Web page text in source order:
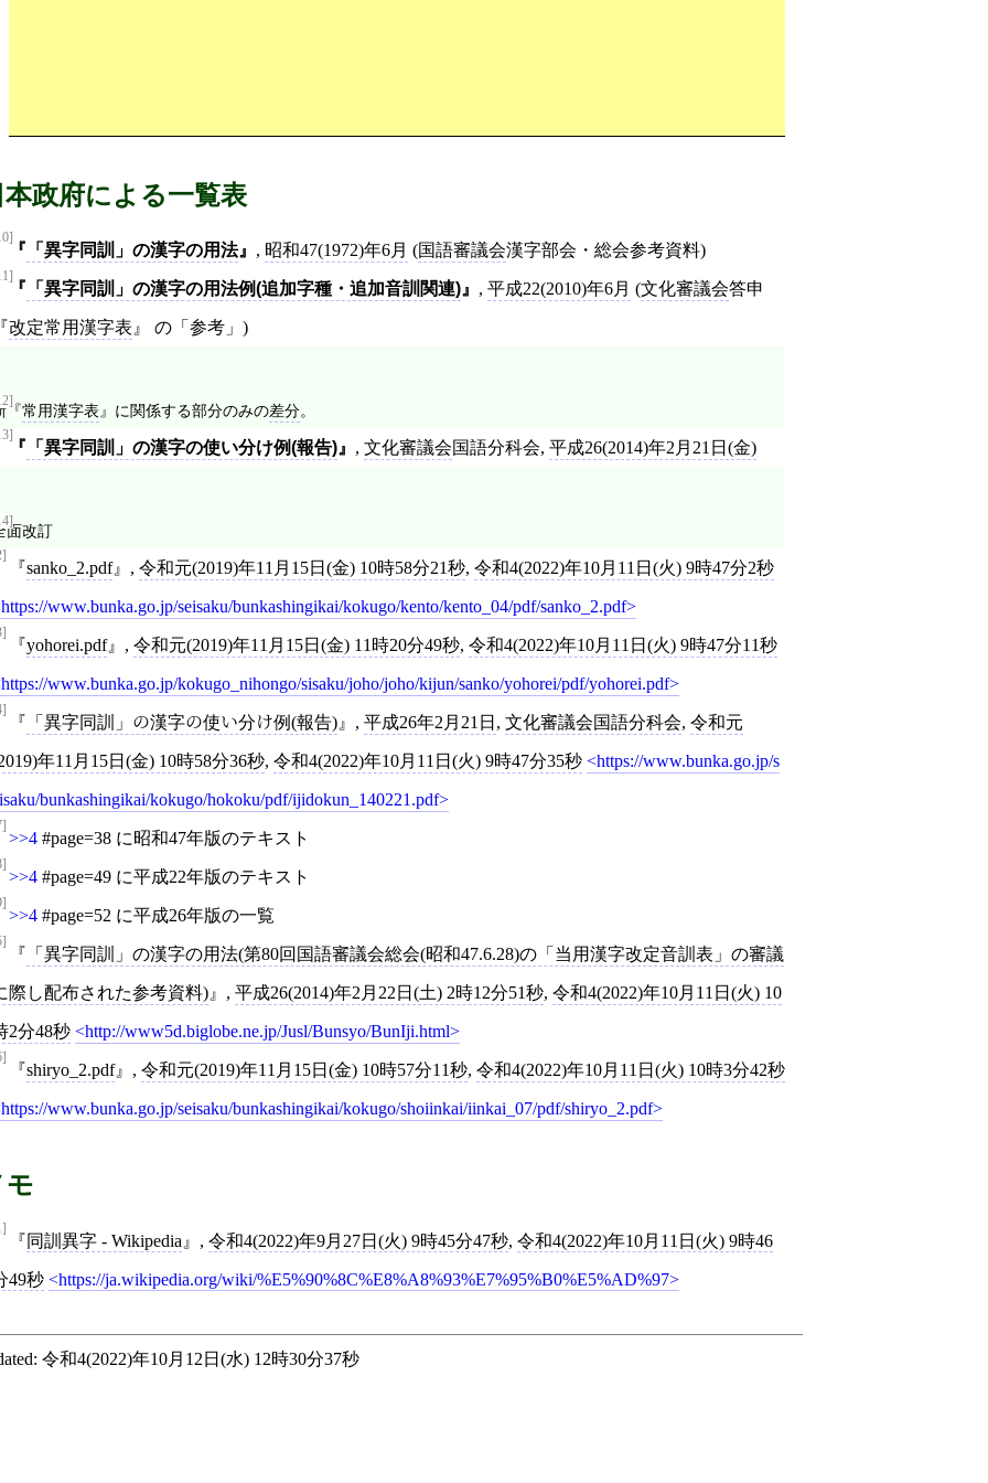
本政府による一覧表
「異字同訓」の漢字の用法 , 昭和47(1972)年6月 (国語審議会漢字部会・総会参考資料)
「異字同訓」の漢字の用法例(追加字種・追加音訓関連) , 平成22(2010)年6月 (文化審議会答申
改定常用漢字表 の「参考」)
常用漢字表 に関係する部分のみの差分。
「異字同訓」の漢字の使い分け例(報告) , 文化審議会国語分科会, 平成26(2014)年2月21日(金)
面改訂
sanko_2.pdf , 令和元(2019)年11月15日(金) 10時58分21秒, 令和4(2022)年10月11日(火) 9時47分2秒
https://www.bunka.go.jp/seisaku/bunkashingikai/kokugo/kento/kento_04/pdf/sanko_2.pdf
yohorei.pdf , 令和元(2019)年11月15日(金) 11時20分49秒, 令和4(2022)年10月11日(火) 9時47分11秒
https://www.bunka.go.jp/kokugo_nihongo/sisaku/joho/joho/kijun/sanko/yohorei/pdf/yohorei.pdf
「異字同訓」の漢字の使い分け例(報告) , 平成26年2月21日 , 文化審議会国語分科会, 令和元
年11月15日(金) 10時58分36秒, 令和4(2022)年10月11日(火) 9時47分35秒 https://www.bunka.go.jp/s
bunkashingikai/kokugo/hokoku/pdf/ijidokun_140221.pdf
>>4 #page=38 に昭和47年版のテキスト
>>4 #page=49 に平成22年版のテキスト
>>4 #page=52 に平成26年版の一覧
「異字同訓」の漢字の用法(第80回国語審議会総会(昭和47.6.28)の「当用漢字改定音訓表」の審議
際し配布された参考資料) , 平成26(2014)年2月22日(土) 2時12分51秒, 令和4(2022)年10月11日(火) 10
2分48秒 http://www5d.biglobe.ne.jp/Jusl/Bunsyo/BunIji.html
shiryo_2.pdf , 令和元(2019)年11月15日(金) 10時57分11秒, 令和4(2022)年10月11日(火) 10時3分42秒
https://www.bunka.go.jp/seisaku/bunkashingikai/kokugo/shoiinkai/iinkai_07/pdf/shiryo_2.pdf
モ
同訓異字 - Wikipedia , 令和4(2022)年9月27日(火) 9時45分47秒, 令和4(2022)年10月11日(火) 9時46
49秒 https://ja.wikipedia.org/wiki/%E5%90%8C%E8%A8%93%E7%95%B0%E5%AD%97
令和4(2022)年10月12日(水) 12時30分37秒